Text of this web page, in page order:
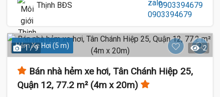
Thịnh BĐS 0903394679
Hẻm Xe Hơi (5 m)
1 / 9 2
Bán nhà hẻm xe hơi, Tân Chánh Hiệp 25,
Quận 12, 77.2 m² (4m x 20m)